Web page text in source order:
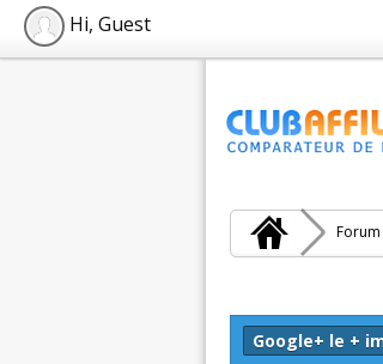
Hi, Guest
Google+ le +